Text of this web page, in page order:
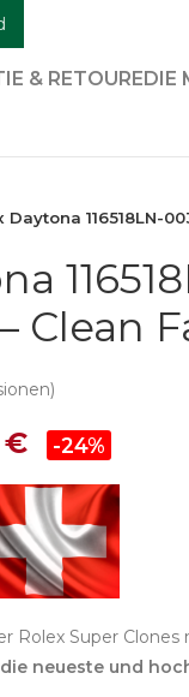
& RETOUREDIE
Daytona 116518LN-
Clean
€ -24%
Rolex Super
neueste und